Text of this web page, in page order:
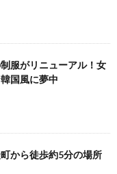
服がリニューアル！女
国風に夢中
から徒歩約5分の場所